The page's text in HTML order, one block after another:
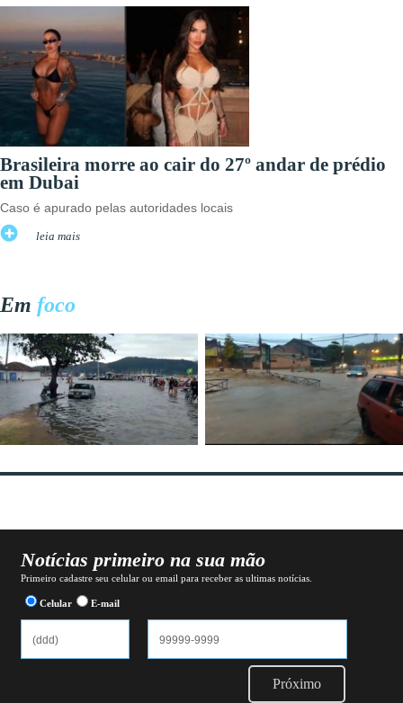
Brasileira morre ao cair do 27º andar de prédio
em Dubai
Caso é apurado pelas autoridades locais
leia mais
Em foco
Notícias primeiro na sua mão
Primeiro cadastre seu celular ou email para receber as ultimas notícias.
Celular E-mail
Próximo